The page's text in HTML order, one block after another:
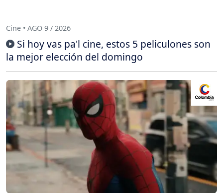
Cine • AGO 9 / 2026
Si hoy vas pa'l cine, estos 5 peliculones son
la mejor elección del domingo